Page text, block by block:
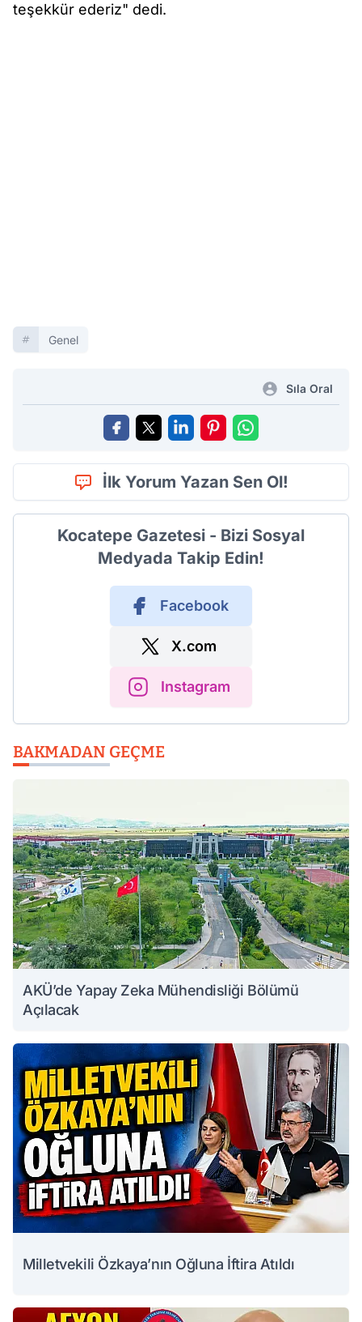
teşekkür ederiz" dedi.
Genel
Sıla Oral
İlk Yorum Yazan Sen Ol!
Kocatepe Gazetesi - Bizi Sosyal
Medyada Takip Edin!
Facebook
X.com
Instagram
BAKMADAN GEÇME
AKÜ’de Yapay Zeka Mühendisliği Bölümü
Açılacak
Milletvekili Özkaya’nın Oğluna İftira Atıldı